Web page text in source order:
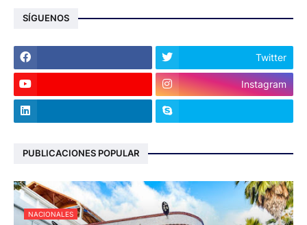
SÍGUENOS
Twitter
Instagram
PUBLICACIONES POPULAR
NACIONALES